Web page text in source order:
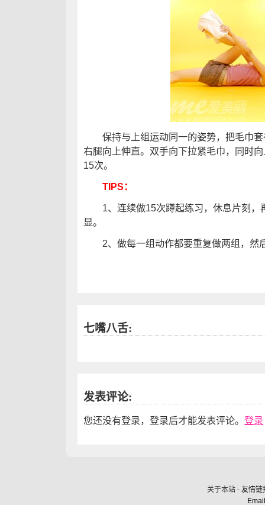
保持与上组运动同一的姿势，把毛巾套
右腿向上伸直。双手向下拉紧毛巾，同时
15次。
TIPS：
1、连续做15次蹲起练习，休息片刻，
显。
2、做每一组动作都要重复做两组，然
七嘴八舌:
发表评论:
您还没有登录，登录后才能发表评论。 登录
关于本站 - 友情链